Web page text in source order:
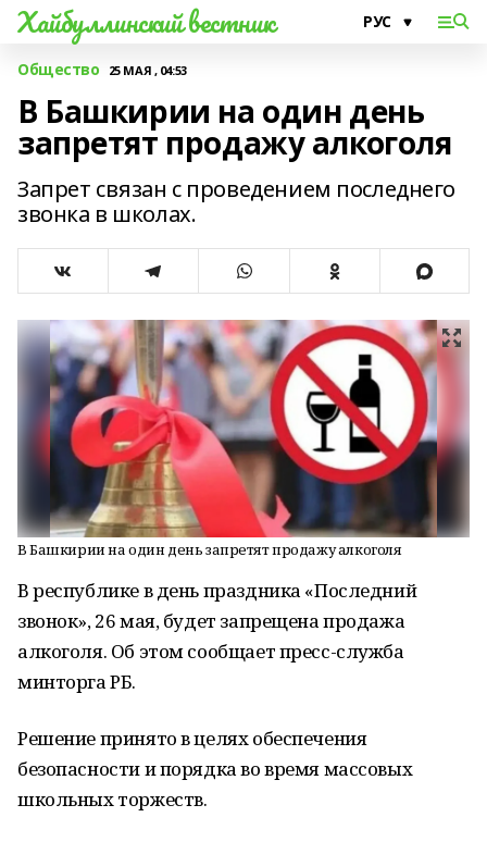
Хайбуллинский вестник
Общество 25 МАЯ , 04:53
В Башкирии на один день
запретят продажу алкоголя
Запрет связан с проведением последнего
звонка в школах.
В Башкирии на один день запретят продажу алкоголя
В республике в день праздника «Последний
звонок», 26 мая, будет запрещена продажа
алкоголя. Об этом сообщает пресс-служба
минторга РБ.
Решение принято в целях обеспечения
безопасности и порядка во время массовых
школьных торжеств.